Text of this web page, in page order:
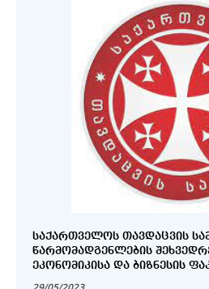
ᲡᲐᲥᲐᲠᲗᲕᲔᲚᲝᲡ ᲗᲐᲕᲓᲐᲪᲕᲘᲡ
ᲬᲐᲠᲛᲝᲛᲐᲓᲒᲔᲜᲚᲔᲑᲘᲡ
ᲔᲙᲝᲜᲝᲛᲘᲙᲘᲡᲐ ᲓᲐ ᲑᲘᲖᲜᲔᲡᲘᲡ